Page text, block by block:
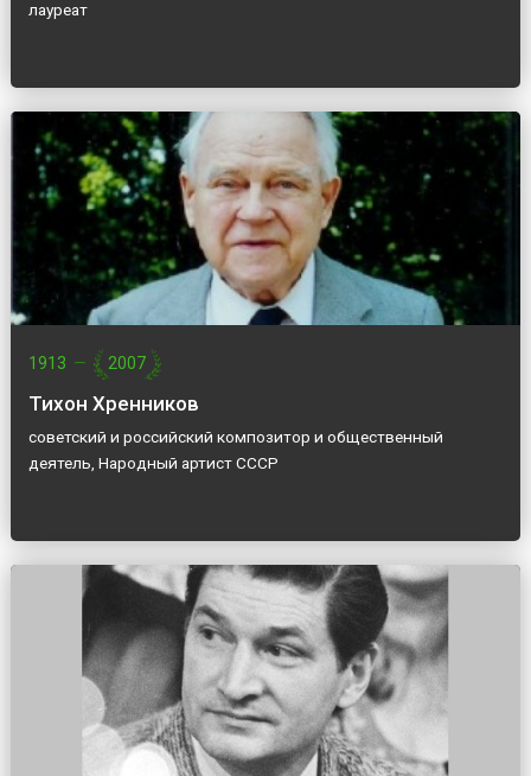
лауреат
1913 — 2007
Тихон Хренников
советский и российский композитор и общественный
деятель, Народный артист СССР